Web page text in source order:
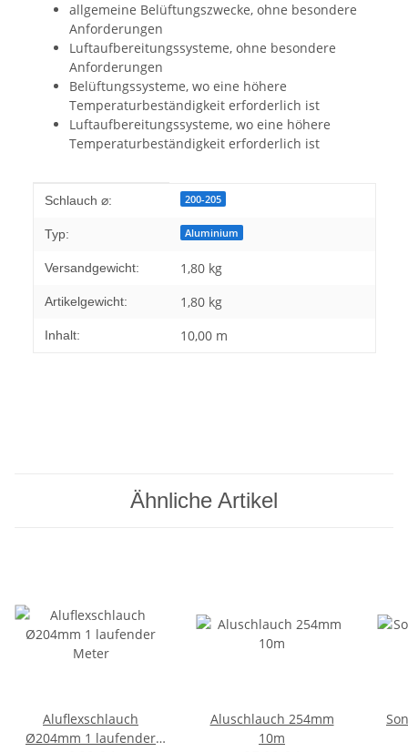
allgemeine Belüftungszwecke, ohne besondere
Anforderungen
Luftaufbereitungssysteme, ohne besondere
Anforderungen
Belüftungssysteme, wo eine höhere
Temperaturbeständigkeit erforderlich ist
Luftaufbereitungssysteme, wo eine höhere
Temperaturbeständigkeit erforderlich ist
Produkteigenschaft
Wert
Schlauch ⌀: 200-205
Typ: Aluminium
Versandgewicht: 1,80 kg
Artikelgewicht: 1,80 kg
Inhalt: 10,00 m
Ähnliche Artikel
Aluflexschlauch
Ø204mm 1 laufender
Aluschlauch 254mm
10m